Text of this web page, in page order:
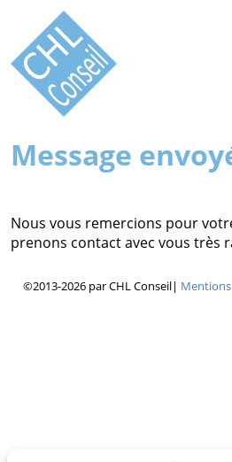
Message
Nous vous remercions pour
prenons contact avec vous très
©2013-2026 par CHL Conseil|